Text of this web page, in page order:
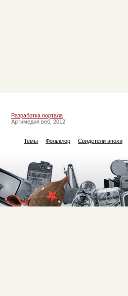
Разработка портала
Артимедия веб, 2012
Темы Фольклор Свидетели эпохи